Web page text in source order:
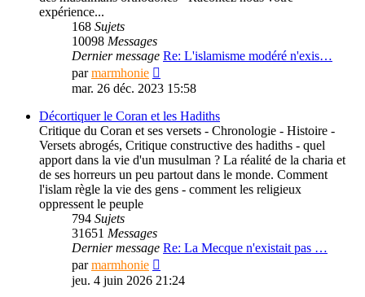
expérience...
168 Sujets
10098 Messages
Dernier message Re: L'islamisme modéré n'exis…
parmarmhonie
le
message
mar. 26 déc. 2023 15:58
Décortiquer le Coran et les Hadiths
Critique du Coran et ses versets - Chronologie - Histoire -
Versets abrogés, Critique constructive des hadiths - quel
apport dans la vie d'un musulman ? La réalité de la charia et
de ses horreurs un peu partout dans le monde. Comment
l'islam règle la vie des gens - comment les religieux
oppressent le peuple
794 Sujets
31651 Messages
Dernier message Re: La Mecque n'existait pas …
parmarmhonie
le
jeu. 4 juin 2026 21:24